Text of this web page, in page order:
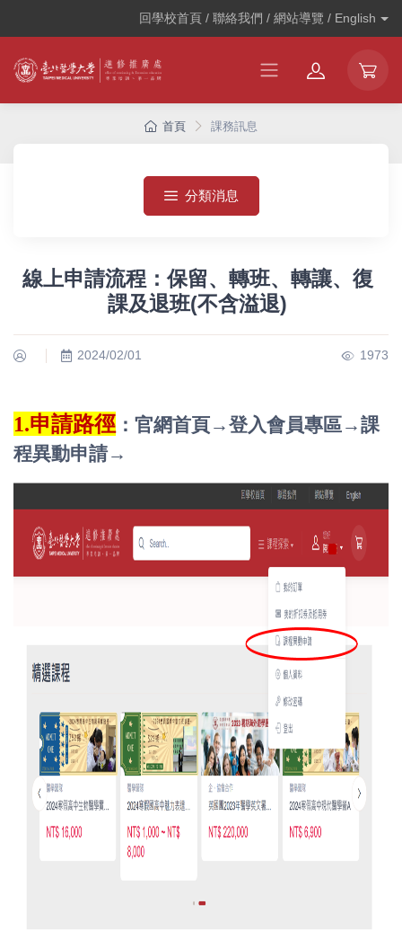
回學校首頁 / 聯絡我們 / 網站導覽 / English
首頁 課務訊息
分類消息
線上申請流程：保留、轉班、轉讓、復
課及退班(不含溢退)
2024/02/01 1973
1.申請路徑：官網首頁→登入會員專區→課
程異動申請→